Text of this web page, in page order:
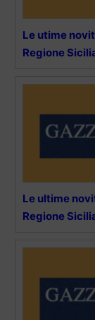
Le utime
Regione
Le ultime
Regione